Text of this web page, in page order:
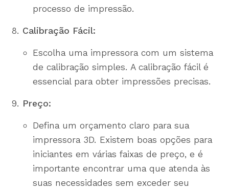
processo de impressão.
Calibração Fácil:
Escolha uma impressora com um sistema
de calibração simples. A calibração fácil é
essencial para obter impressões precisas.
Preço:
Defina um orçamento claro para sua
impressora 3D. Existem boas opções para
iniciantes em várias faixas de preço, e é
importante encontrar uma que atenda às
suas necessidades sem exceder seu